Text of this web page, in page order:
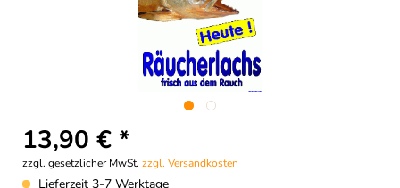
13,90 € *
zzgl. gesetzlicher MwSt. zzgl. Versandkosten
Lieferzeit 3-7 Werktage